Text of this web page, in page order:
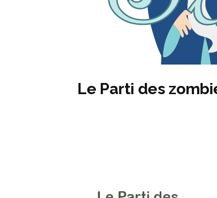
Le Parti des